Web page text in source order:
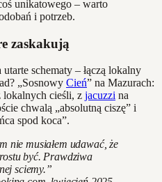
unikatowego – warto
i potrzeb.
zaskakują
schematy – łączą lokalny
„Sosnowy Cień” na Mazurach:
lokalnych cieśli, z jacuzzi na
chwalą „absolutną ciszę” i
spod koca”.
nie musiałem udawać, że
być. Prawdziwa
sciemy.”